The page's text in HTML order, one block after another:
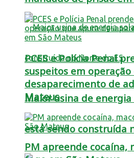
Maior usina de
está sendo construída
PCES e Polícia Penal
suspeitos em
desaparecimento de
Mateus
PM apreende cocaína,